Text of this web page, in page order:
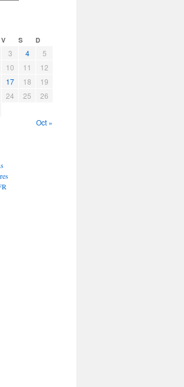
V S D
3 4
5
10 11
12
17 18
19
24 25
26
Oct »